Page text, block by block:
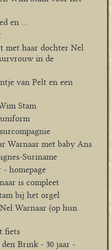
en ...
met haar dochter Nel
in de
van Pelt en een
Stam
Warnaar met baby Ans
Suriname
- homepage
is compleet
bij het orgel
Warnaar (op hun
fiets
den Brink - 30 jaar -